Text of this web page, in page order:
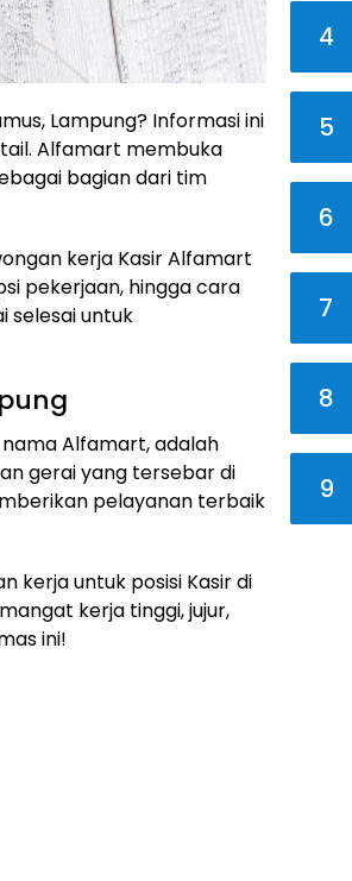
Lampung? Informasi ini
Alfamart membuka
bagian dari tim
kerja Kasir Alfamart
pekerjaan, hingga cara
selesai untuk
nama Alfamart, adalah
gerai yang tersebar di
pelayanan terbaik
kerja untuk posisi Kasir di
kerja tinggi, jujur,
ini!
4
5
6
7
8
9